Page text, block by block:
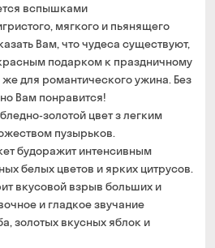
минут
влиять воздушные тревоги
на сайте
на сайте и в магазине
вспышками
мягкого и пьянящего
Вам, что чудеса существуют,
подарком к праздничному
же для романтического ужина. Без
Вам понравится!
золотой цвет з легким
пузырьков.
будоражит интенсивным
белых цветов и ярких цитрусов.
вкусовой взрыв больших и
и гладкое звучание
золотых вкусных яблок и